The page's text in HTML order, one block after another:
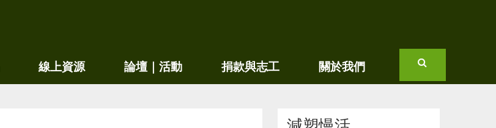
容
線上資源 論壇｜活動 捐款與志工 關於我們
尋